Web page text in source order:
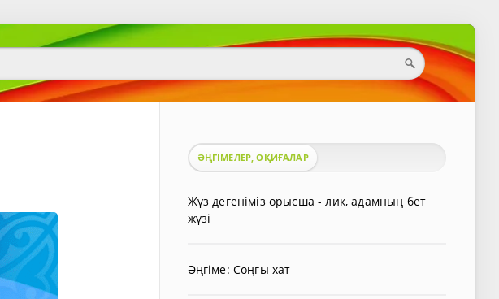
ӘҢГІМЕЛЕР, ОҚИҒАЛАР
Жүз дегеніміз орысша - лик, адамның бет
жүзі
Әңгіме: Соңғы хат